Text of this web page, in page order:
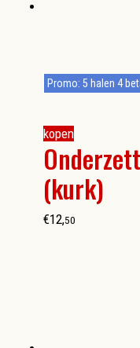
kopen
(kurk)
Promo: 5 halen 4
€12,50